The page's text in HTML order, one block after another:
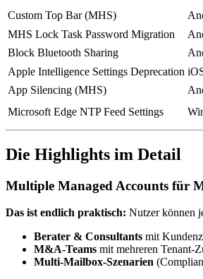
Custom Top Bar (MHS)
MHS Lock Task Password Migration
Block Bluetooth Sharing
Apple Intelligence Settings Deprecation
App Silencing (MHS)
Microsoft Edge NTP Feed Settings
Die Highlights im Detail
Multiple Managed Accounts für
Das ist endlich praktisch: Nutzer können
Berater & Consultants mit
M&A-Teams mit mehreren Tenant-
Multi-Mailbox-Szenarien